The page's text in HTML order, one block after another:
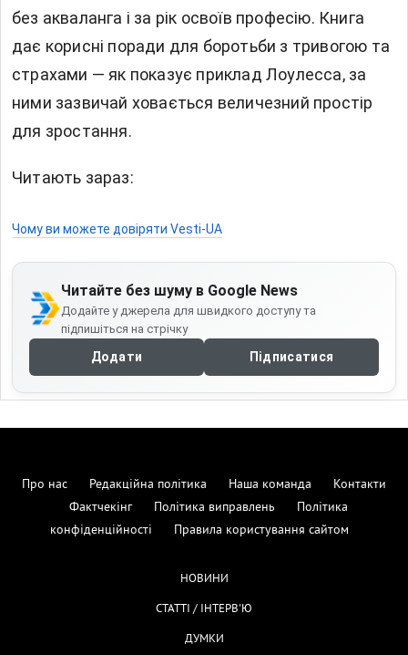
без акваланга і за рік освоїв професію. Книга
дає корисні поради для боротьби з тривогою та
страхами — як показує приклад Лоулесса, за
ними зазвичай ховається величезний простір
для зростання.
Читають зараз:
Чому ви можете довіряти Vesti-UA
Читайте без шуму в Google News
Додайте у джерела для швидкого доступу та
підпишіться на стрічку
Додати Підписатися
Про нас Редакційна політика Наша команда
Контакти
Фактчекінг
Політика виправлень
Політика
конфіденційності
Правила користування сайтом
НОВИНИ
СТАТТІ / ІНТЕРВ'Ю
ДУМКИ